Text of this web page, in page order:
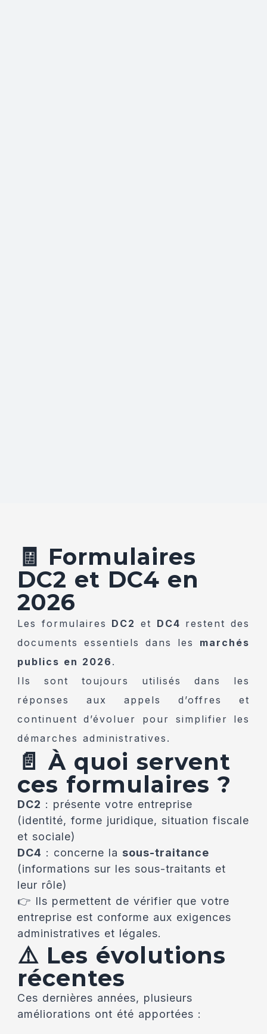
🧾 Formulaires
DC2 et DC4 en
2026
Les formulaires DC2 et DC4 restent des
documents essentiels dans les marchés
publics en 2026 .
Ils sont toujours utilisés dans les
réponses aux appels d’offres et
continuent d’évoluer pour simplifier les
démarches administratives.
📄 À quoi servent
ces formulaires ?
DC2 : présente votre entreprise
(identité, forme juridique, situation fiscale
et sociale)
DC4 : concerne la sous-traitance
(informations sur les sous-traitants et
leur rôle)
👉 Ils permettent de vérifier que votre
entreprise est conforme aux exigences
administratives et légales.
⚠️ Les évolutions
récentes
Ces dernières années, plusieurs
améliorations ont été apportées :